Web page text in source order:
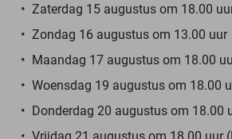
Zaterdag 15 augustus om 18.00
Zondag 16 augustus om 13.00 uur
Maandag 17 augustus om 18.00
Woensdag 19 augustus om 18.00
Donderdag 20 augustus om 18.00